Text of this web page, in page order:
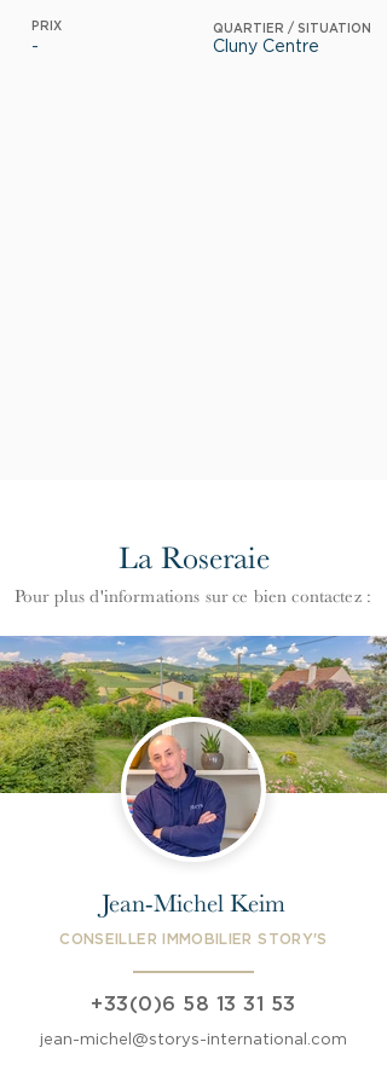
PRIX QUARTIER / SITUATION
- Cluny Centre
La Roseraie
Pour plus d'informations sur ce bien contactez :
Jean-Michel Keim
CONSEILLER IMMOBILIER STORY'S
+33(0)6 58 13 31 53
jean-michel@storys-international.com